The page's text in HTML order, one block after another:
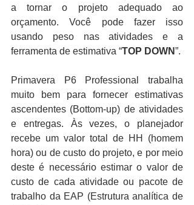
a tornar o projeto adequado ao
orçamento. Você pode fazer isso
usando peso nas atividades e a
ferramenta de estimativa “TOP DOWN”.
Primavera P6 Professional trabalha
muito bem para fornecer estimativas
ascendentes (Bottom-up) de atividades
e entregas. Às vezes, o planejador
recebe um valor total de HH (homem
hora) ou de custo do projeto, e por meio
deste é necessário estimar o valor de
custo de cada atividade ou pacote de
trabalho da EAP (Estrutura analítica de